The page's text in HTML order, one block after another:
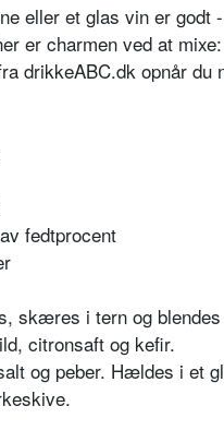
eller et glas vin er godt
er charmen ved at
drikkeABC.dk opnår du
fedtprocent
skæres i tern og blendes
citronsaft og kefir.
og peber. Hældes i et